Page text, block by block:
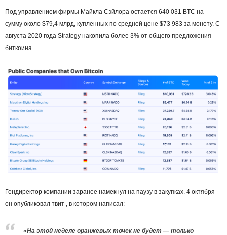
Под управлением фирмы Майкла Сэйлора остается 640 031 BTC на
сумму около $79,4 млрд, купленных по средней цене $73 983 за монету. С
августа 2020 года Strategy накопила более 3% от общего предложения
биткоина.
Гендиректор компании заранее намекнул на паузу в закупках. 4 октября
он опубликовал твит , в котором написал:
«На этой неделе оранжевых точек не будет — только